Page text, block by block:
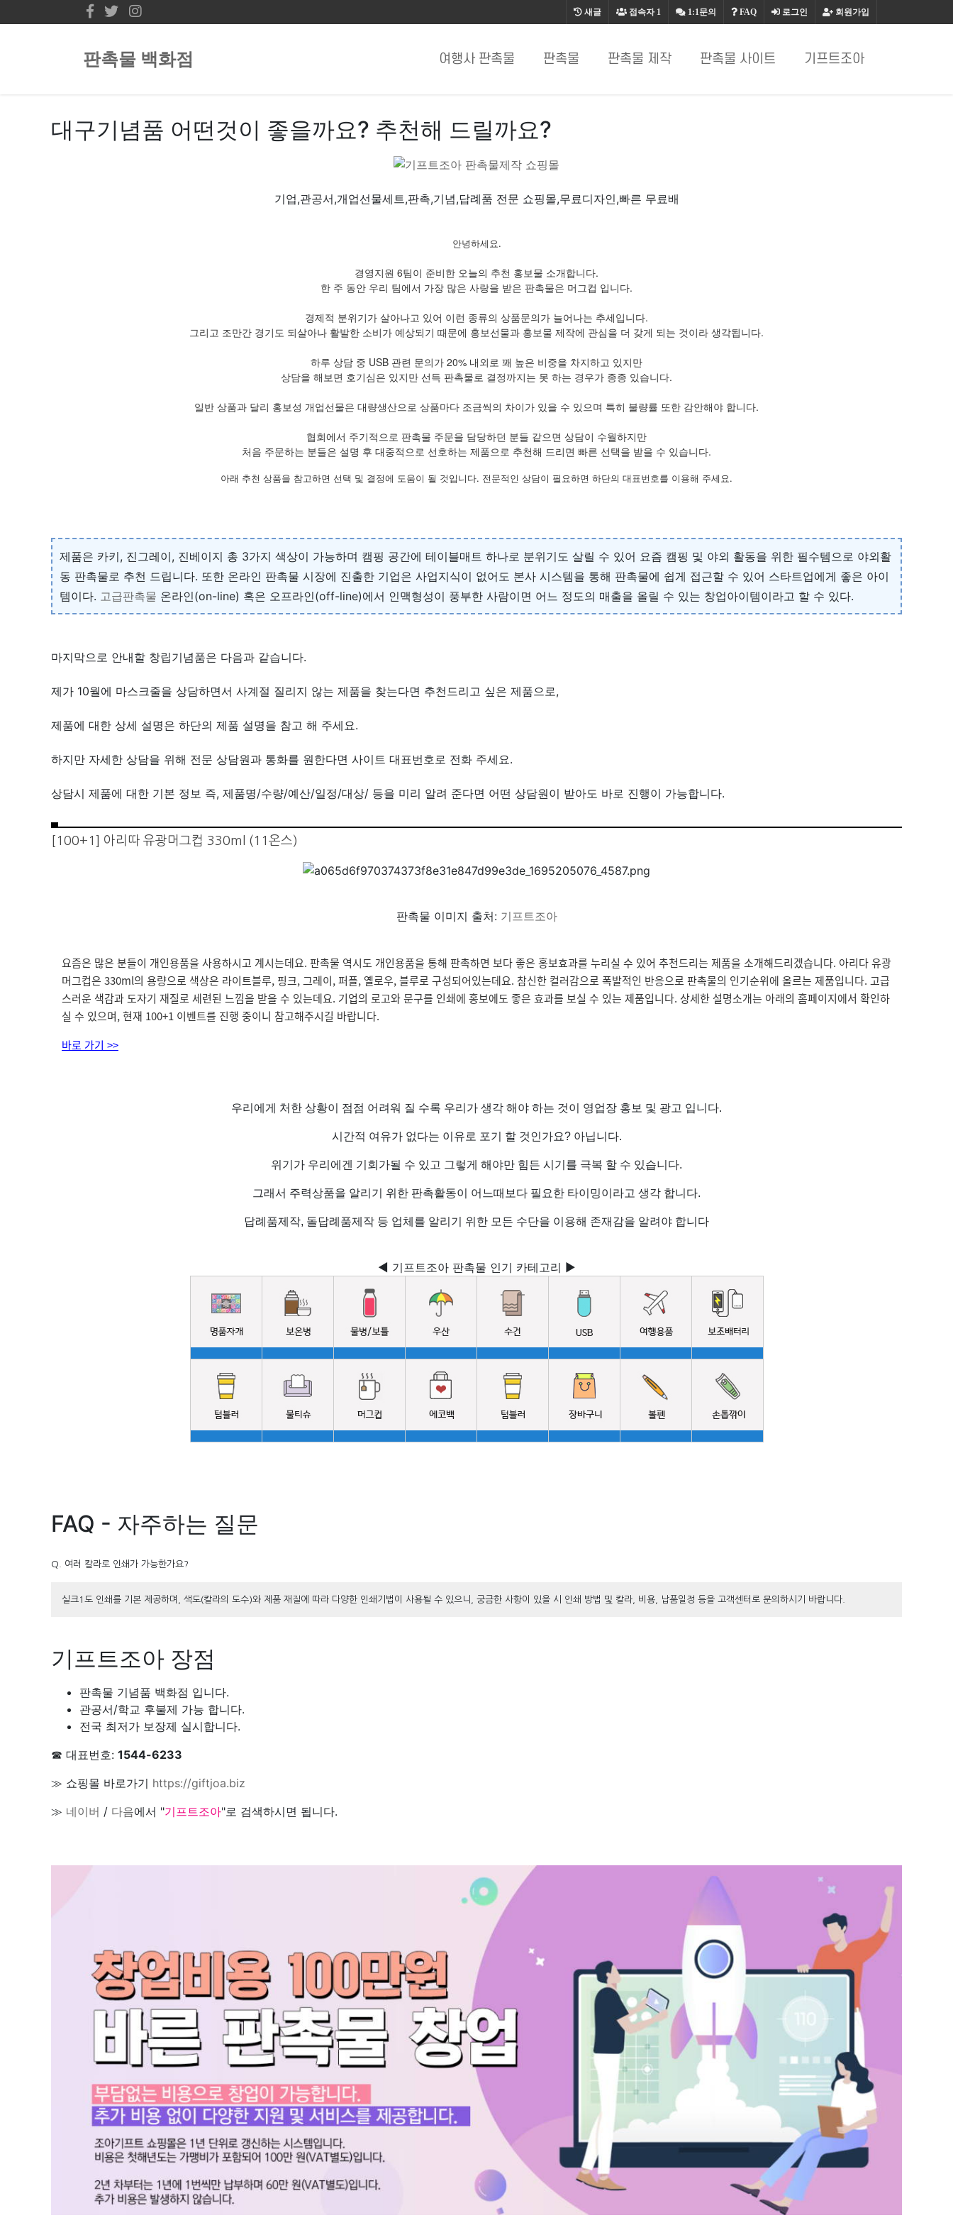
회원가입
로그인
FAQ
1:1문의
접속자1
새글
판촉물 백화점 여행사 판촉물 판촉물 판촉물 제작 판촉물 사이트 기프트조아
대구기념품 어떤것이 좋을까요? 추천해 드릴까요?
기업,관공서,개업선물세트,판촉,기념,답례품 전문 쇼핑몰,무료디자인,빠른 무료배
안녕하세요.
경영지원 6팀이 준비한 오늘의 추천 홍보물 소개합니다.
한 주 동안 우리 팀에서 가장 많은 사랑을 받은 판촉물은 머그컵 입니다.
경제적 분위기가 살아나고 있어 이런 종류의 상품문의가 늘어나는 추세입니다.
그리고 조만간 경기도 되살아나 활발한 소비가 예상되기 때문에 홍보선물과 홍보물 제작에 관심을 더 갖게 되는 것이라 생각됩니다.
하루 상담 중 USB 관련 문의가 20% 내외로 꽤 높은 비중을 차지하고 있지만
상담을 해보면 호기심은 있지만 선득 판촉물로 결정까지는 못 하는 경우가 종종 있습니다.
일반 상품과 달리 홍보성 개업선물은 대량생산으로 상품마다 조금씩의 차이가 있을 수 있으며 특히 불량률 또한 감안해야 합니다.
협회에서 주기적으로 판촉물 주문을 담당하던 분들 같으면 상담이 수월하지만
처음 주문하는 분들은 설명 후 대중적으로 선호하는 제품으로 추천해 드리면 빠른 선택을 받을 수 있습니다.
아래 추천 상품을 참고하면 선택 및 결정에 도움이 될 것입니다. 전문적인 상담이 필요하면 하단의 대표번호를 이용해 주세요.
제품은 카키, 진그레이, 진베이지 총 3가지 색상이 가능하며 캠핑 공간에 테이블매트 하나로 분위기도 살릴 수 있어 요즘 캠핑 및 야외 활동을 위한 필수템으로 야외활
동 판촉물로 추천 드립니다. 또한 온라인 판촉물 시장에 진출한 기업은 사업지식이 없어도 본사 시스템을 통해 판촉물에 쉽게 접근할 수 있어 스타트업에게 좋은 아이
템이다. 고급판촉물 온라인(on-line) 혹은 오프라인(off-line)에서 인맥형성이 풍부한 사람이면 어느 정도의 매출을 올릴 수 있는 창업아이템이라고 할 수 있다.
마지막으로 안내할 창립기념품은 다음과 같습니다.
제가 10월에 마스크줄을 상담하면서 사계절 질리지 않는 제품을 찾는다면 추천드리고 싶은 제품으로,
제품에 대한 상세 설명은 하단의 제품 설명을 참고 해 주세요.
하지만 자세한 상담을 위해 전문 상담원과 통화를 원한다면 사이트 대표번호로 전화 주세요.
상담시 제품에 대한 기본 정보 즉, 제품명/수량/예산/일정/대상/ 등을 미리 알려 준다면 어떤 상담원이 받아도 바로 진행이 가능합니다.
[100+1] 아리따 유광머그컵 330ml (11온스)
판촉물 이미지 출처: 기프트조아
요즘은 많은 분들이 개인용품을 사용하시고 계시는데요. 판촉물 역시도 개인용품을 통해 판촉하면 보다 좋은 홍보효과를 누리실 수 있어 추천드리는 제품을 소개해드리겠습니다. 아리다 유광
머그컵은 330ml의 용량으로 색상은 라이트블루, 핑크, 그레이, 퍼플, 옐로우, 블루로 구성되어있는데요. 참신한 컬러감으로 폭발적인 반응으로 판촉물의 인기순위에 올르는 제품입니다. 고급
스러운 색감과 도자기 재질로 세련된 느낌을 받을 수 있는데요. 기업의 로고와 문구를 인쇄에 홍보에도 좋은 효과를 보실 수 있는 제품입니다. 상세한 설명소개는 아래의 홈페이지에서 확인하
실 수 있으며, 현재 100+1 이벤트를 진행 중이니 참고해주시길 바랍니다.
바로 가기 >>
우리에게 처한 상황이 점점 어려워 질 수록 우리가 생각 해야 하는 것이 영업장 홍보 및 광고 입니다.
시간적 여유가 없다는 이유로 포기 할 것인가요? 아닙니다.
위기가 우리에겐 기회가될 수 있고 그렇게 해야만 힘든 시기를 극복 할 수 있습니다.
그래서 주력상품을 알리기 위한 판촉활동이 어느때보다 필요한 타이밍이라고 생각 합니다.
답례품제작, 돌답례품제작 등 업체를 알리기 위한 모든 수단을 이용해 존재감을 알려야 합니다
◀ 기프트조아 판촉물 인기 카테고리 ▶
FAQ - 자주하는 질문
Q. 여러 칼라로 인쇄가 가능한가요?
실크1도 인쇄를 기본 제공하며, 색도(칼라의 도수)와 제품 재질에 따라 다양한 인쇄기법이 사용될 수 있으니, 궁금한 사항이 있을 시 인쇄 방법 및 칼라, 비용, 납품일정 등을 고객센터로 문의하시기 바랍니다.
기프트조아 장점
판촉물 기념품 백화점 입니다.
관공서/학교 후불제 가능 합니다.
전국 최저가 보장제 실시합니다.
☎ 대표번호: 1544-6233
≫ 쇼핑몰 바로가기 https://giftjoa.biz
≫ 네이버 / 다음에서 "기프트조아"로 검색하시면 됩니다.